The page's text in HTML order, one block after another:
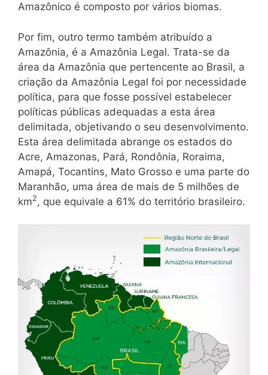
Amazônico é composto por vários biomas.
Por fim, outro termo também atribuído a
Amazônia, é a Amazônia Legal. Trata-se da
área da Amazônia que pertencente ao Brasil, a
criação da Amazônia Legal foi por necessidade
política, para que fosse possível estabelecer
políticas públicas adequadas a esta área
delimitada, objetivando o seu desenvolvimento.
Esta área delimitada abrange os estados do
Acre, Amazonas, Pará, Rondônia, Roraima,
Amapá, Tocantins, Mato Grosso e uma parte do
Maranhão, uma área de mais de 5 milhões de
km2 , que equivale a 61% do território brasileiro.